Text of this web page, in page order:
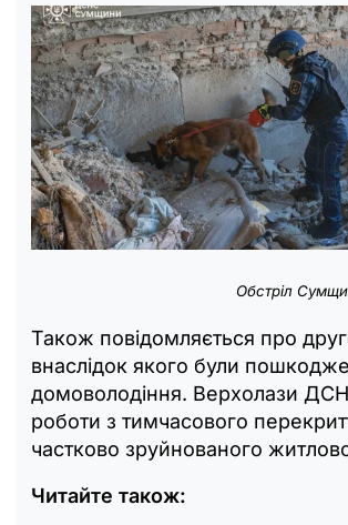
Обстріл
Також повідомляється про
внаслідок якого були
домоволодіння. Верхолази
роботи з тимчасового
частково зруйнованого
Читайте також: